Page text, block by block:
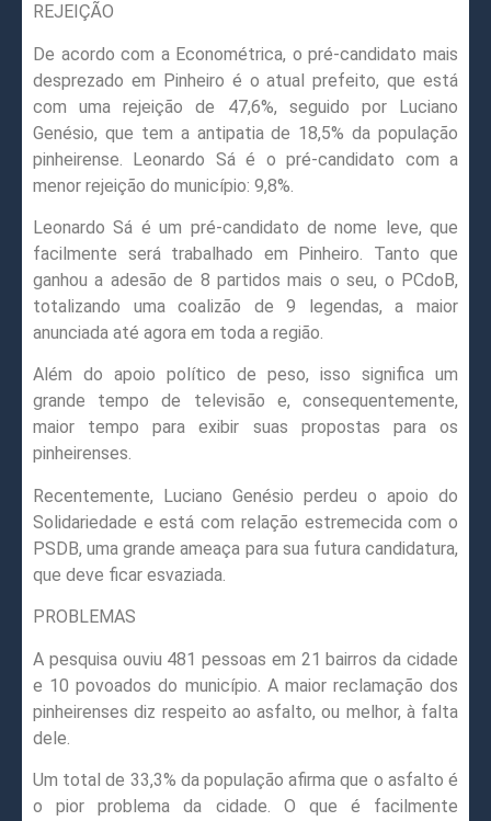
REJEIÇÃO
De acordo com a Econométrica, o pré-candidato mais
desprezado em Pinheiro é o atual prefeito, que está
com uma rejeição de 47,6%, seguido por Luciano
Genésio, que tem a antipatia de 18,5% da população
pinheirense. Leonardo Sá é o pré-candidato com a
menor rejeição do município: 9,8%.
Leonardo Sá é um pré-candidato de nome leve, que
facilmente será trabalhado em Pinheiro. Tanto que
ganhou a adesão de 8 partidos mais o seu, o PCdoB,
totalizando uma coalizão de 9 legendas, a maior
anunciada até agora em toda a região.
Além do apoio político de peso, isso significa um
grande tempo de televisão e, consequentemente,
maior tempo para exibir suas propostas para os
pinheirenses.
Recentemente, Luciano Genésio perdeu o apoio do
Solidariedade e está com relação estremecida com o
PSDB, uma grande ameaça para sua futura candidatura,
que deve ficar esvaziada.
PROBLEMAS
A pesquisa ouviu 481 pessoas em 21 bairros da cidade
e 10 povoados do município. A maior reclamação dos
pinheirenses diz respeito ao asfalto, ou melhor, à falta
dele.
Um total de 33,3% da população afirma que o asfalto é
o pior problema da cidade. O que é facilmente